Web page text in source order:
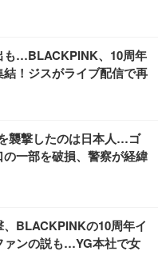
も…BLACKPINK、10周年
結！ジスがライブ配信で再
襲撃したのは日本人…ゴ
一部を破損、警察が経緯
BLACKPINKの10周年イ
ァンの説も…YG本社で女